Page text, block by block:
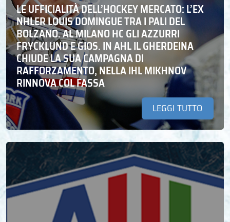
LE UFFICIALITÀ DELL’HOCKEY MERCATO: L’EX
NHLER LOUIS DOMINGUE TRA I PALI DEL
BOLZANO. AL MILANO HC GLI AZZURRI
FRYCKLUND E GIOS. IN AHL IL GHERDEINA
CHIUDE LA SUA CAMPAGNA DI
RAFFORZAMENTO, NELLA IHL MIKHNOV
RINNOVA COL FASSA
LEGGI TUTTO